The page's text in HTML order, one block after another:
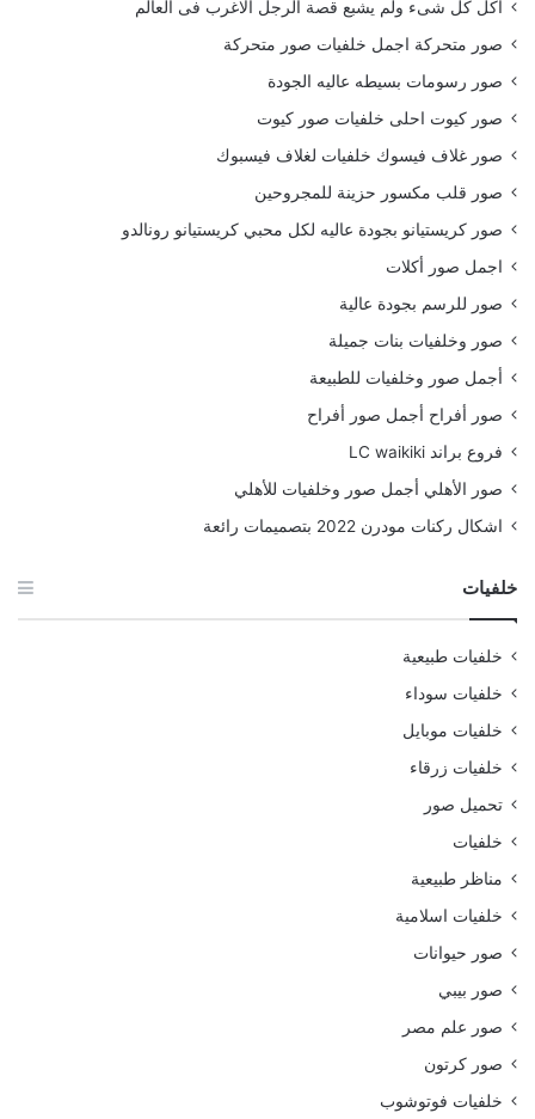
أكل كل شىء ولم يشبع قصة الرجل الاغرب فى العالم
صور متحركة اجمل خلفيات صور متحركة
صور رسومات بسيطه عاليه الجودة
صور كيوت احلى خلفيات صور كيوت
صور غلاف فيسوك خلفيات لغلاف فيسبوك
صور قلب مكسور حزينة للمجروحين
صور كريستيانو بجودة عاليه لكل محبي كريستيانو رونالدو
اجمل صور أكلات
صور للرسم بجودة عالية
صور وخلفيات بنات جميلة
أجمل صور وخلفيات للطبيعة
صور أفراح أجمل صور أفراح
فروع براند LC waikiki
صور الأهلي أجمل صور وخلفيات للأهلي
اشكال ركنات مودرن 2022 بتصميمات رائعة
خلفيات
خلفيات طبيعية
خلفيات سوداء
خلفيات موبايل
خلفيات زرقاء
تحميل صور
خلفيات
مناظر طبيعية
خلفيات اسلامية
صور حيوانات
صور بيبي
صور علم مصر
صور كرتون
خلفيات فوتوشوب